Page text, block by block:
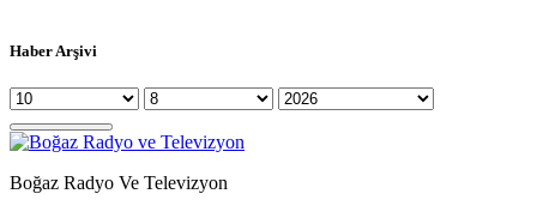
Haber Arşivi
Boğaz Radyo Ve Televizyon